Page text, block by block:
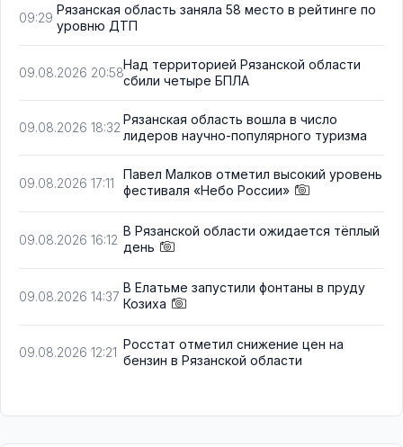
09:29
Рязанская область заняла 58 место в рейтинге по
уровню ДТП
09.08.2026 20:58
Над территорией Рязанской области
сбили четыре БПЛА
09.08.2026 18:32
Рязанская область вошла в число
лидеров научно-популярного туризма
09.08.2026 17:11
Павел Малков отметил высокий уровень
фестиваля «Небо России»
09.08.2026 16:12
В Рязанской области ожидается тёплый
день
09.08.2026 14:37
В Елатьме запустили фонтаны в пруду
Козиха
09.08.2026 12:21
Росстат отметил снижение цен на
бензин в Рязанской области